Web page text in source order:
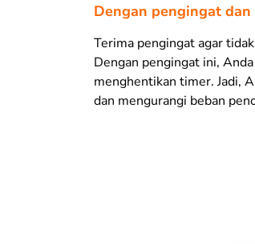
Dengan pengingat
Terima pengingat agar
Dengan pengingat ini,
menghentikantimer.Jadi,
dan mengurangi beban